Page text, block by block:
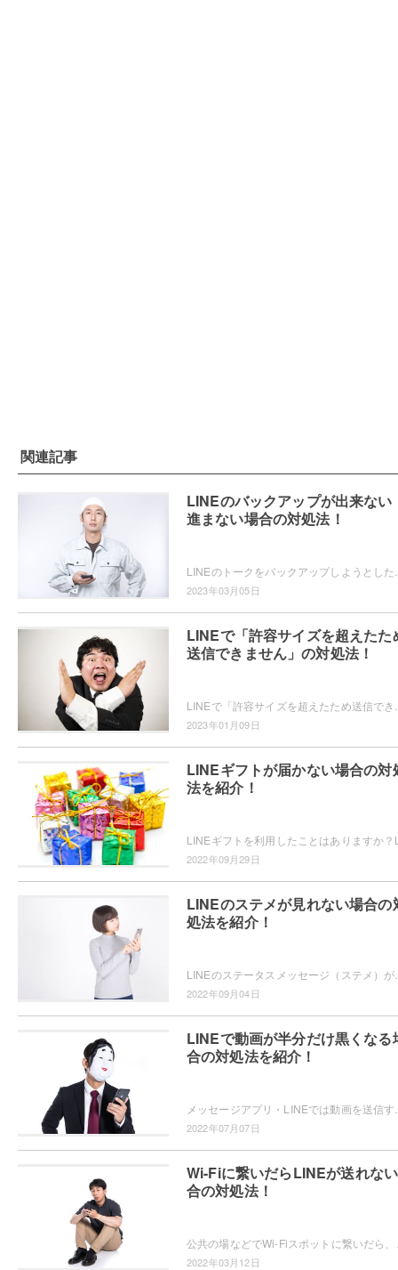
関連記事
LINEのバックアップが出来ない
進まない場合の対処法！
2023年03月05日
LINEで「許容サイズを超えたた
送信できません」の対処法！
2023年01月09日
LINEギフトが届かない場合の対
法を紹介！
2022年09月29日
LINEのステメが見れない場合の
処法を紹介！
2022年09月04日
LINEで動画が半分だけ黒くなる
合の対処法を紹介！
2022年07月07日
Wi-Fiに繋いだらLINEが送れな
合の対処法！
2022年03月12日